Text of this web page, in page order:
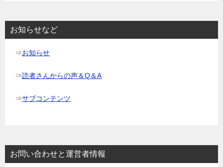
ョ
お知らせなど
⇒お知らせ
⇒読者さんからの声＆Q＆A
⇒サブコンテンツ
お問い合わせと運営者情報